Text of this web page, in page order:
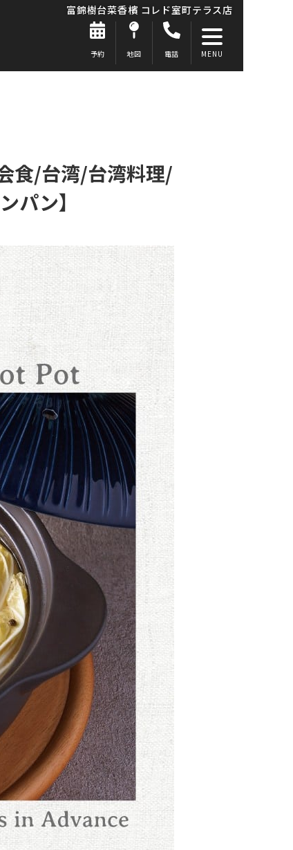
富錦樹台菜香檳 コレド室町テラス店
予約 地図 電話
食/台湾/台湾料理/
パン】